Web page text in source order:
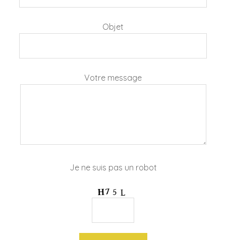
Objet
Votre message
Je ne suis pas un robot